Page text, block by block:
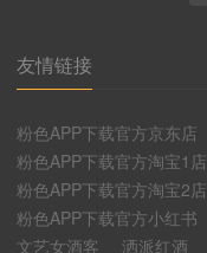
友情链接
粉色APP下载官方京东店
粉色APP下载官方淘宝1店
粉色APP下载官方淘宝2店
粉色APP下载官方小红书
文艺女酒客
洒派红酒